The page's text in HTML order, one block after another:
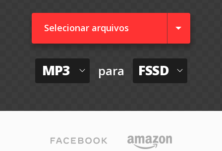
Selecionar arquivos
MP3 para FSSD